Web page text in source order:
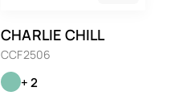
CHARLIE CHILL
CCF2506
+ 2